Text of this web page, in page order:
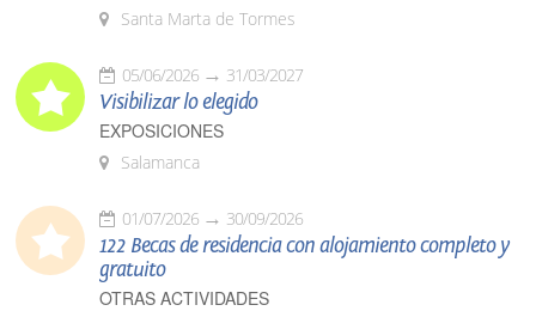
Santa Marta de Tormes
05/06/2026 31/03/2027
Visibilizar lo elegido
EXPOSICIONES
Salamanca
01/07/2026 30/09/2026
122 Becas de residencia con alojamiento completo y
gratuito
OTRAS ACTIVIDADES